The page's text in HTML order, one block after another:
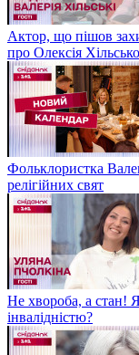
Актор, що пішов
про Олексія
Фольклористка
релігійних свят
Не хвороба, а стан!
інвалідністю?